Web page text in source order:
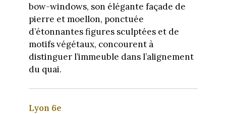
bow-windows, son élégante façade de
pierre et moellon, ponctuée
d’étonnantes figures sculptées et de
motifs végétaux, concourent à
distinguer l’immeuble dans l’alignement
du quai.
Lyon 6e